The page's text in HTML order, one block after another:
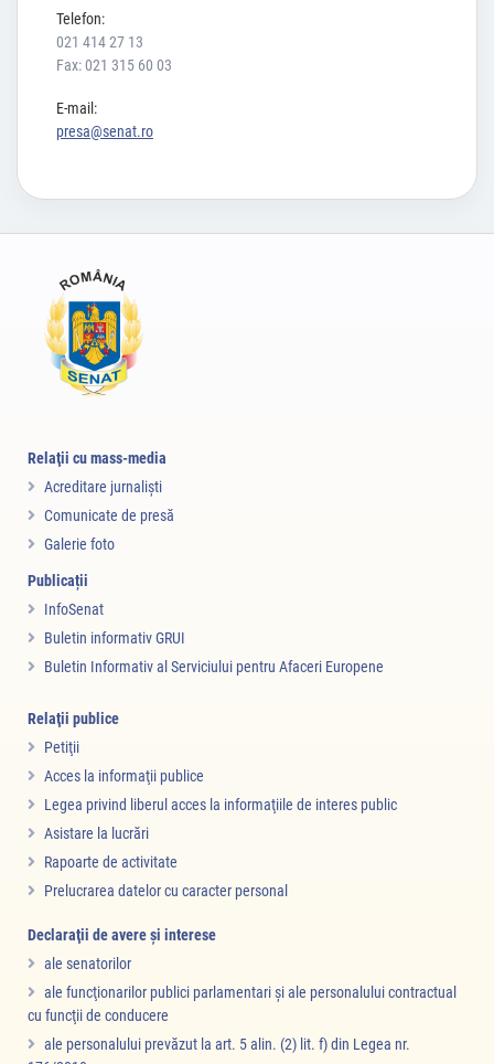
Telefon:
021 414 27 13
Fax: 021 315 60 03
E-mail:
presa@senat.ro
Relaţii cu mass-media
Acreditare jurnalişti
Comunicate de presă
Galerie foto
Publicații
InfoSenat
Buletin informativ GRUI
Buletin Informativ al Serviciului pentru Afaceri Europene
Relaţii publice
Petiţii
Acces la informaţii publice
Legea privind liberul acces la informaţiile de interes public
Asistare la lucrări
Rapoarte de activitate
Prelucrarea datelor cu caracter personal
Declaraţii de avere şi interese
ale senatorilor
ale funcţionarilor publici parlamentari şi ale personalului contractual
cu funcţii de conducere
ale personalului prevăzut la art. 5 alin. (2) lit. f) din Legea nr.